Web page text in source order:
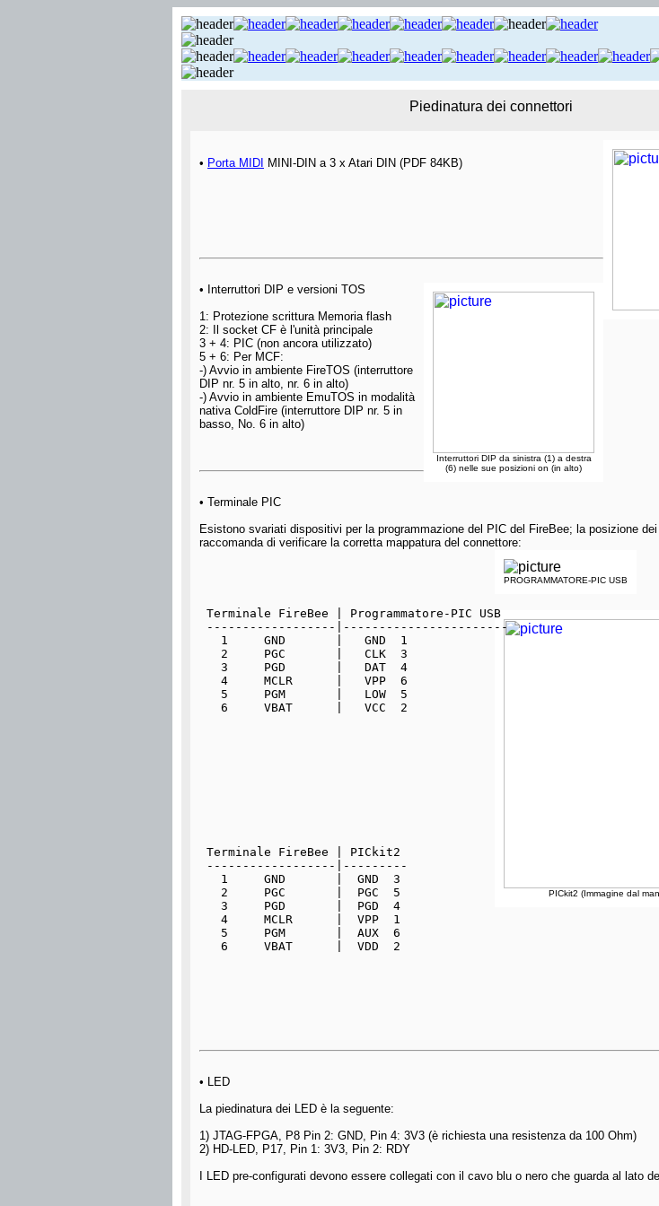
Piedinatura dei connettori
• Porta MIDI MINI-DIN a 3 x Atari DIN (PDF 84KB)
Interruttori DIP da sinistra (1) a destra
(6) nelle sue posizioni on (in alto)
• Interruttori DIP e versioni TOS
1: Protezione scrittura Memoria flash
2: Il socket CF è l'unità principale
3 + 4: PIC (non ancora utilizzato)
5 + 6: Per MCF:
-) Avvio in ambiente FireTOS (interruttore
DIP nr. 5 in alto, nr. 6 in alto)
-) Avvio in ambiente EmuTOS in modalità
nativa ColdFire (interruttore DIP nr. 5 in
basso, No. 6 in alto)
• Terminale PIC
Esistono svariati dispositivi per la programmazione del PIC del FireBee; la posizione
raccomanda di verificare la corretta mappatura del connettore:
PROGRAMMATORE-PIC USB
PICkit2 (Immagine dal
Terminale FireBee | Programmatore-PIC USB
------------------|-----------------------
   1     GND       |   GND  1
   2     PGC       |   CLK  3
   3     PGD       |   DAT  4
   4     MCLR      |   VPP  6
   5     PGM       |   LOW  5
   6     VBAT      |   VCC  2
Terminale FireBee | PICkit2
------------------|---------
   1     GND       |  GND  3
   2     PGC       |  PGC  5
   3     PGD       |  PGD  4
   4     MCLR      |  VPP  1
   5     PGM       |  AUX  6
   6     VBAT      |  VDD  2
• LED
La piedinatura dei LED è la seguente:
1) JTAG-FPGA, P8 Pin 2: GND, Pin 4: 3V3 (è richiesta una resistenza da 100 Ohm)
2) HD-LED, P17, Pin 1: 3V3, Pin 2: RDY
I LED pre-configurati devono essere collegati con il cavo blu o nero che guarda al lato